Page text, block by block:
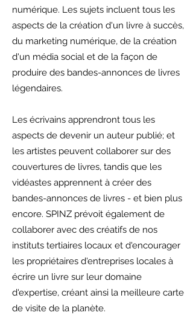
numérique. Les sujets incluent tous les
aspects de la création d'un livre à succès,
du marketing numérique, de la création
d'un média social et de la façon de
produire des bandes-annonces de livres
légendaires.
Les écrivains apprendront tous les
aspects de devenir un auteur publié; et
les artistes peuvent collaborer sur des
couvertures de livres, tandis que les
vidéastes apprennent à créer des
bandes-annonces de livres - et bien plus
encore. SPINZ prévoit également de
collaborer avec des créatifs de nos
instituts tertiaires locaux et d'encourager
les propriétaires d'entreprises locales à
écrire un livre sur leur domaine
d'expertise, créant ainsi la meilleure carte
de visite de la planète.